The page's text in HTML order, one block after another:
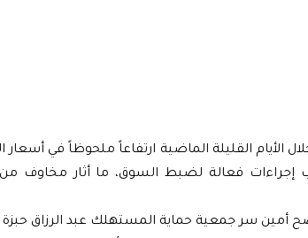
إجراءات فعالة لضبط السوق، ما أثار مخاوف
سر جمعية حماية المستهلك عبد الرزاق حبزة أن